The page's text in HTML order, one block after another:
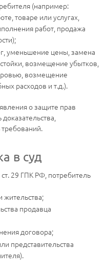
(например:
товаре или услугах,
работ, продажа
уменьшение цены, замена
возмещение убытков,
возмещение
расходов и т.д.).
о защите прав
в суд
ст. 29 ГПК РФ, потребитель
жительства;
продавца
договора;
представительства